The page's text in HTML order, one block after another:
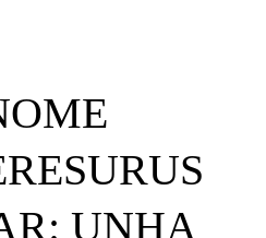
UNHA